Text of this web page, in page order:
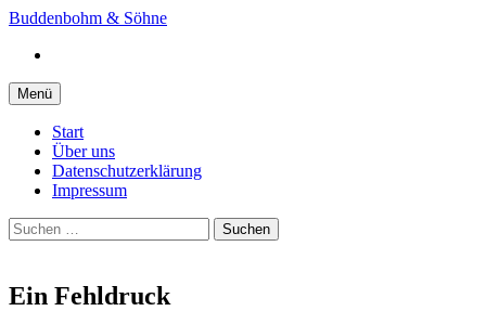
Springe
Inhalt
Buddenbohm & Söhne
Menü
Start
Über uns
Datenschutzerklärung
Impressum
Suchen
nach:
Ein Fehldruck